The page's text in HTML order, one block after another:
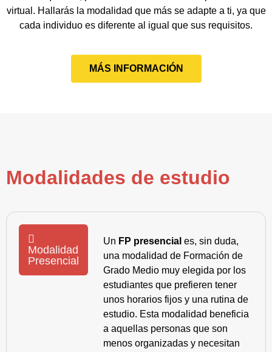
virtual. Hallarás la modalidad que más se adapte a ti, ya que
cada individuo es diferente al igual que sus requisitos.
MÁS INFORMACIÓN
Modalidades de estudio
Modalidad
Presencial
Un FP presencial es, sin duda,
una modalidad de Formación de
Grado Medio muy elegida por los
estudiantes que prefieren tener
unos horarios fijos y una rutina de
estudio. Esta modalidad beneficia
a aquellas personas que son
menos organizadas y necesitan